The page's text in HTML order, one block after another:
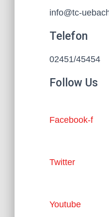
info@tc-
Telefon
02451/45454
Follow Us
Facebook-f
Twitter
Youtube